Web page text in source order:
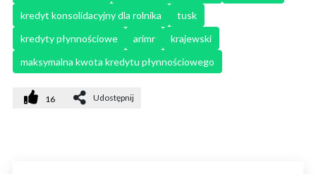
kredyt konsolidacyjny dla rolnika
tusk
kredyty płynnościowe
arimr
krajewski
maksymalna kwota kredytu płynnościowego
16 Udostępnij